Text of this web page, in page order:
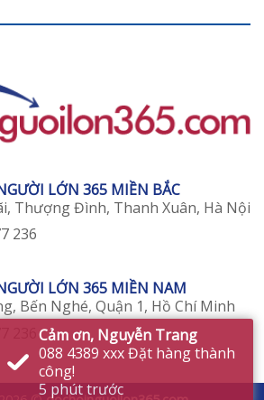
LỚN 365 MIỀN BẮC
Thượng Đình, Thanh Xuân, Hà Nội
236
LỚN 365 MIỀN NAM
Bến Nghé, Quận 1, Hồ Chí Minh
236